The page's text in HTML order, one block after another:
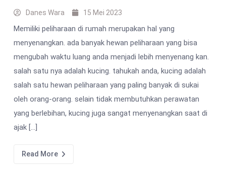
Danes Wara 15 Mei 2023
Memiliki peliharaan di rumah merupakan hal yang
menyenangkan. ada banyak hewan peliharaan yang bisa
mengubah waktu luang anda menjadi lebih menyenang kan.
salah satu nya adalah kucing. tahukah anda, kucing adalah
salah satu hewan peliharaan yang paling banyak di sukai
oleh orang-orang. selain tidak membutuhkan perawatan
yang berlebihan, kucing juga sangat menyenangkan saat di
ajak […]
Read More